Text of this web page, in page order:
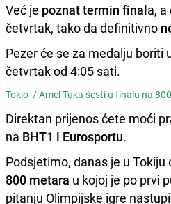
Već je poznat termin finala,
četvrtak, tako da definitivno
Pezer će se za medalju boriti
četvrtak od 4:05 sati.
Tokio /Amel Tuka šesti u finalu na
Direktan prijenos ćete moći
na BHT1 i Eurosportu.
Podsjetimo, danas je u Tokiju
800 metara u kojoj je po prvi
pitanju Olimpijske igre